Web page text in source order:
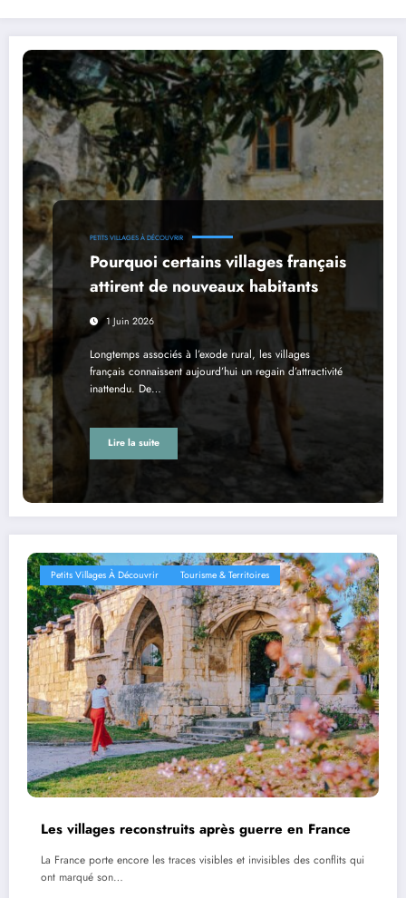
PETITS VILLAGES À DÉCOUVRIR
Pourquoi certains villages français
attirent de nouveaux habitants
1 Juin 2026
Longtemps associés à l’exode rural, les villages
français connaissent aujourd’hui un regain d’attractivité
inattendu. De…
Lire la suite
Petits Villages À Découvrir Tourisme & Territoires
Les villages reconstruits après guerre en France
La France porte encore les traces visibles et invisibles des conflits qui
ont marqué son…